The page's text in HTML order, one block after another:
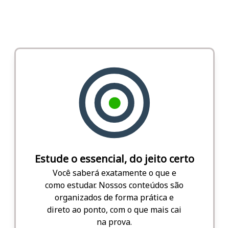
Estude o essencial, do jeito certo
Você saberá exatamente o que e
como estudar. Nossos conteúdos são
organizados de forma prática e
direto ao ponto, com o que mais cai
na prova.